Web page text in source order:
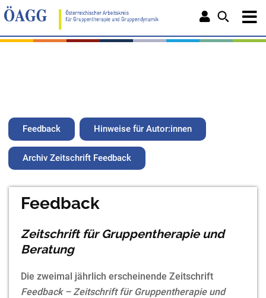
Feedback Hinweise für Autor:innen
Archiv Zeitschrift Feedback
Feedback
Zeitschrift für Gruppentherapie und
Beratung
Die zweimal jährlich erscheinende Zeitschrift
Feedback – Zeitschrift für Gruppentherapie und